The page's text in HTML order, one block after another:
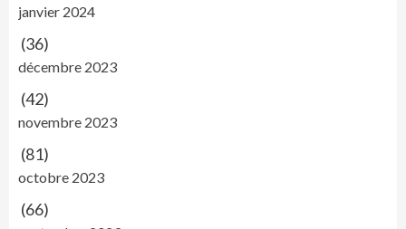
janvier 2024
(36)
décembre 2023
(42)
novembre 2023
(81)
octobre 2023
(66)